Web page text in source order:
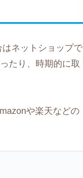
ネットショップで
たり、時期的に取
や楽天などの